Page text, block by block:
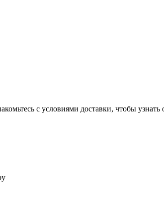
с условиями доставки, чтобы узнать